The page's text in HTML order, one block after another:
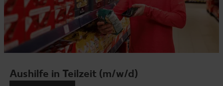
Aushilfe in Teilzeit (m/w/d)